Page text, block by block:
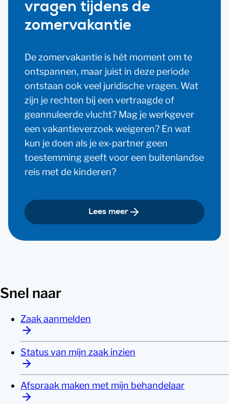
vragen tijdens de
zomervakantie
De zomervakantie is hét moment om te
ontspannen, maar juist in deze periode
ontstaan ook veel juridische vragen. Wat
zijn je rechten bij een vertraagde of
geannuleerde vlucht? Mag je werkgever
een vakantieverzoek weigeren? En wat
kun je doen als je ex-partner geen
toestemming geeft voor een buitenlandse
reis met de kinderen?
Lees meer
Snel naar
Zaak aanmelden
Status van mijn zaak inzien
Afspraak maken met mijn behandelaar